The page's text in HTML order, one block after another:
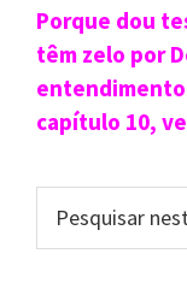
Sidebar
primária
Porque dou
têm zelo por
capítulo 10,
neste